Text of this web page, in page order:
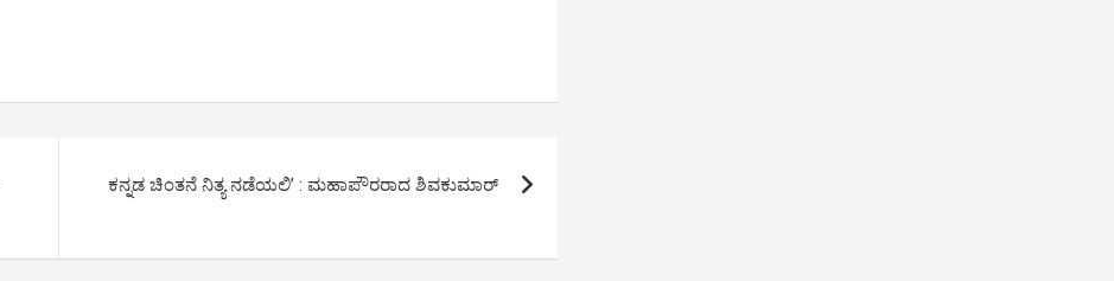
ಕನ್ನಡ ಚಿಂತನೆ ನಿತ್ಯ ನಡೆಯಲಿ’ : ಮಹಾಪೌರರಾದ ಶಿವಕುಮಾರ್